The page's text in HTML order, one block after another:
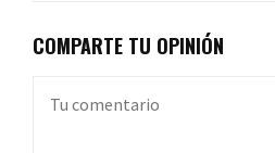
COMPARTE TU OPINIÓN